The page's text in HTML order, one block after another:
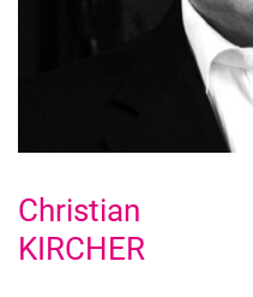
Christian
KIRCHER